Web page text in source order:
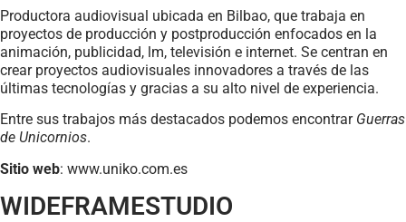
Productora audiovisual ubicada en Bilbao, que trabaja en
proyectos de producción y postproducción enfocados en la
animación, publicidad, lm, televisión e internet. Se centran en
crear proyectos audiovisuales innovadores a través de las
últimas tecnologías y gracias a su alto nivel de experiencia.
Entre sus trabajos más destacados podemos encontrar Guerras
de Unicornios.
Sitio web: www.uniko.com.es
WIDEFRAMESTUDIO